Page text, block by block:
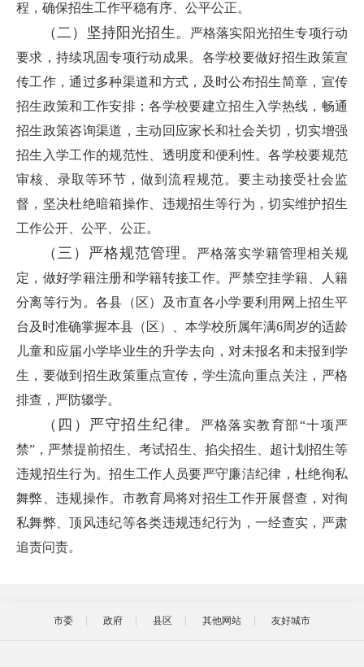
程，确保招生工作平稳有序、公平公正。
（二） 坚持阳光招生。
严格落实阳光招生专项行动
要求，持续巩固专项行动成果。各学校要做好招生政策宣
传工作，通过多种渠道和方式，及时公布招生简章，宣传
招生政策和工作安排；各学校要建立招生入学热线，畅通
招生政策咨询渠道，主动回应家长和社会关切，切实增强
招生入学工作的规范性、透明度和便利性。各学校要规范
审核、录取等环节，做到流程规范。要主动接受社会监
督，坚决杜绝暗箱操作、违规招生等行为，切实维护招生
工作公开、公平、公正。
（三） 严格规范管理。
严格落实学籍管理相关规
定，做好学籍注册和学籍转接工作。严禁空挂学籍、人籍
分离等行为。各县（区）及市直各小学要利用网上招生平
台及时准确掌握本县（区）、本学校所属年满6周岁的适龄
儿童和应届小学毕业生的升学去向，对未报名和未报到学
生，要做到招生政策重点宣传，学生流向重点关注，严格
排查，严防辍学。
（四） 严守招生纪律。
严格落实教育部“十项严
禁”，严禁提前招生、考试招生、掐尖招生、超计划招生等
违规招生行为。招生工作人员要严守廉洁纪律，杜绝徇私
舞弊、违规操作。市教育局将对招生工作开展督查，对徇
私舞弊、顶风违纪等各类违规违纪行为，一经查实，严肃
追责问责。
市委 政府 县区 其他网站 友好城市